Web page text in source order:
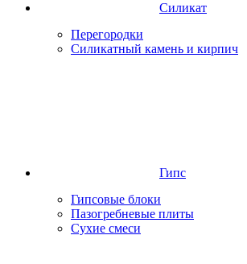
Силикат
Перегородки
Силикатный камень и кирпич
Гипс
Гипсовые блоки
Пазогребневые плиты
Сухие смеси